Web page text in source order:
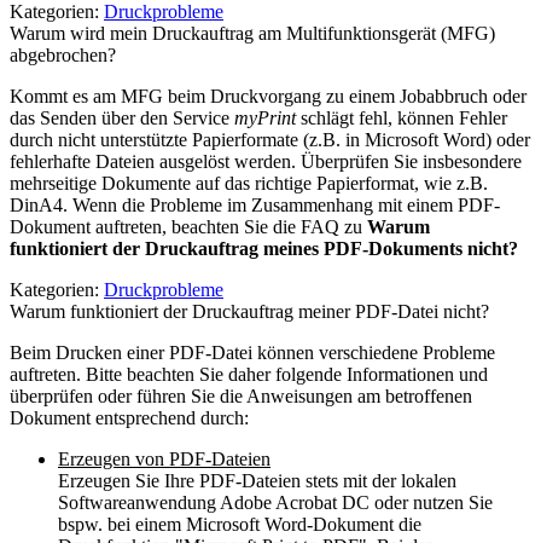
Kategorien: Druckprobleme
Warum wird mein Druckauftrag am Multifunktionsgerät (MFG)
abgebrochen?
Kommt es am MFG beim Druckvorgang zu einem Jobabbruch oder
das Senden über den Service myPrintschlägt fehl, können Fehler
durch nicht unterstützte Papierformate (z.B. in Microsoft Word) oder
fehlerhafte Dateien ausgelöst werden. Überprüfen Sie insbesondere
mehrseitige Dokumente auf das richtige Papierformat, wie z.B.
DinA4. Wenn die Probleme im Zusammenhang mit einem PDF-
Dokument auftreten, beachten Sie die FAQ zu Warum
funktioniert der Druckauftrag meines PDF-Dokuments nicht?
Kategorien: Druckprobleme
Warum funktioniert der Druckauftrag meiner PDF-Datei nicht?
Beim Drucken einer PDF-Datei können verschiedene Probleme
auftreten. Bitte beachten Sie daher folgende Informationen und
überprüfen oder führen Sie die Anweisungen am betroffenen
Dokument entsprechend durch:
Erzeugen von PDF-Dateien
Erzeugen Sie Ihre PDF-Dateien stets mit der lokalen
Softwareanwendung Adobe Acrobat DC oder nutzen Sie
bspw. bei einem Microsoft Word-Dokument die